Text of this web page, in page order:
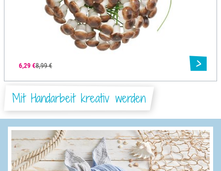
6,29 €8,99 €
Mit Handarbeit kreativ werden